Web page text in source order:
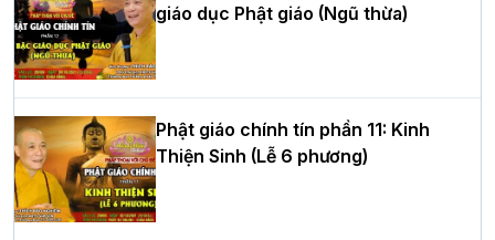
Học yêu thương trong ngày tu tập thứ
tư của Khóa sinh hoạt Phật pháp mùa
hè tại chùa Bằng
HT.Thích Thọ Lạc được suy cử làm tân
Trưởng BTS GHPGVN tỉnh Nghệ An
giáo dục Phật giáo (Ngũ thừa)
Phật giáo chính tín phần 11: Kinh
Thiện Sinh (Lễ 6 phương)